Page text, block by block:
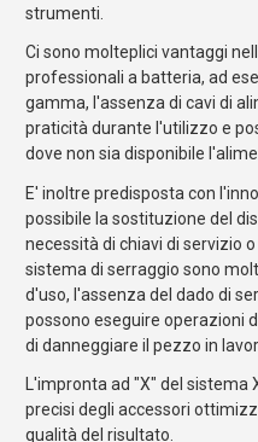
strumenti.
Ci sono molteplici vantaggi
professionali a batteria, ad
gamma, l'assenza di cavi di
praticità durante l'utilizzo e
dove non sia disponibile
E' inoltre predisposta con
possibile la sostituzione del
necessità di chiavi di servizio
sistema di serraggio sono
d'uso, l'assenza del dado di
possono eseguire operazioni
di danneggiare il pezzo in
L'impronta ad "X" del
precisi degli accessori
qualità del risultato.